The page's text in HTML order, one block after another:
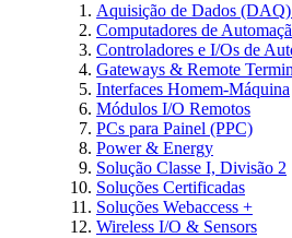
Aquisição de Dados
Computadores de
Controladores e I/Os de
Gateways & Remote
Interfaces Homem-Máquina
Módulos I/O Remotos
PCs para Painel (PPC)
Power & Energy
Solução Classe I, Divisão 2
Soluções Certificadas
Soluções Webaccess +
Wireless I/O & Sensors